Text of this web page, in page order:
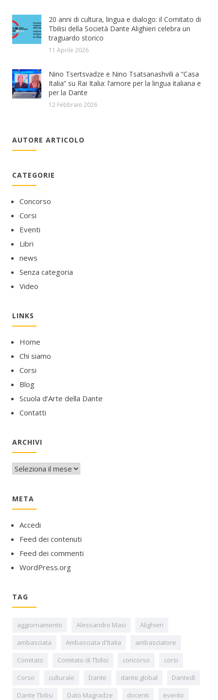
20 anni di cultura, lingua e dialogo: il Comitato di
Tbilisi della Società Dante Alighieri celebra un
traguardo storico
11 Aprile 2026
Nino Tsertsvadze e Nino Tsatsanashvili a “Casa
Italia” su Rai Italia: l’amore per la lingua italiana e
per la Dante
12 Febbraio 2026
AUTORE ARTICOLO
CATEGORIE
Concorso
Corsi
Eventi
Libri
news
Senza categoria
Video
LINKS
Home
Chi siamo
Corsi
Blog
Scuola d’Arte della Dante
Contatti
ARCHIVI
Archivi
META
Accedi
Feed dei contenuti
Feed dei commenti
WordPress.org
TAG
aggiornamento Alessandro Masi
Alighieri
ambasciata
Ambasciata d'Italia
ambasciatore
Comitato
Comitato di Tbilisi concorso
corsi
Corso
culturale Dante dante.global
Dantedì
Dante Tbilisi
Dato Magradze docenti
evento